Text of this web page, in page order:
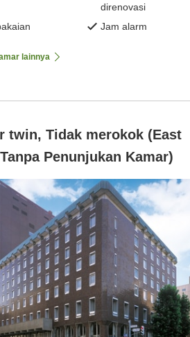
direnovasi
Jam alarm
lainnya
twin, Tidak merokok (East
Penunjukan Kamar)